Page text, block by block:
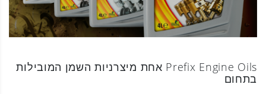
Prefix Engine Oils אחת מיצרניות השמן המובילות
בתחום